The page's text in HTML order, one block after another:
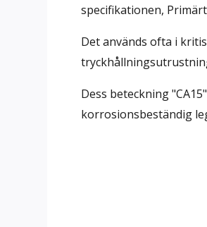
specifikationen,
Det används ofta i
Dess beteckning
korrosionsbeständig